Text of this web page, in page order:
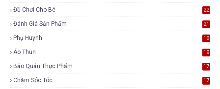
Đồ Chơi Cho Bé 22
Đánh Giá Sản Phẩm 21
Phụ Huynh 19
Áo Thun 19
Bảo Quản Thực Phẩm 17
Chăm Sóc Tóc 17